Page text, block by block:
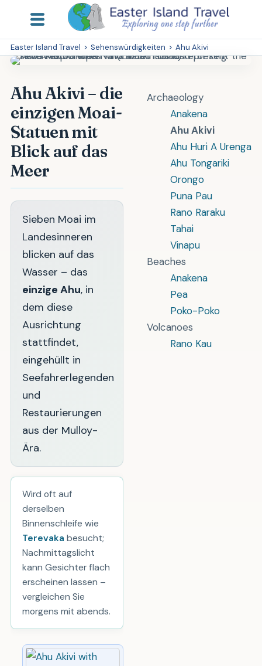
Easter Island Travel > Sehenswürdigkeiten > Ahu Akivi
Archaeology
Anakena
Ahu Akivi
Ahu Huri A Urenga
Ahu Tongariki
Orongo
Puna Pau
Rano Raraku
Tahai
Vinapu
Beaches
Anakena
Pea
Poko-Poko
Volcanoes
Rano Kau
Ahu Akivi – die
einzigen Moai-
Statuen mit
Blick auf das
Meer
Sieben Moai im
Landesinneren
blicken auf das
Wasser – das
einzige Ahu, in
dem diese
Ausrichtung
stattfindet,
eingehüllt in
Seefahrerlegenden
und
Restaurierungen
aus der Mulloy-
Ära.
Wird oft auf
derselben
Binnenschleife wie
Terevaka besucht;
Nachmittagslicht
kann Gesichter flach
erscheinen lassen –
vergleichen Sie
morgens mit abends.